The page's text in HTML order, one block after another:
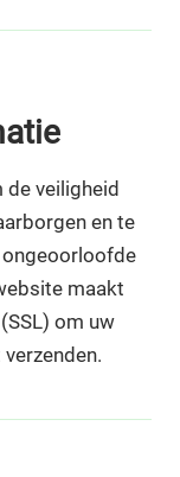
veiligheid
en te
ongeoorloofde
maakt
om uw